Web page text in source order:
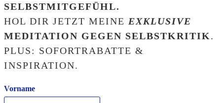
SELBSTMITGEFÜHL.
HOL DIR JETZT MEINE EXKLUSIVE
MEDITATION GEGEN SELBSTKRITIK.
PLUS: SOFORTRABATTE &
INSPIRATION.
Vorname